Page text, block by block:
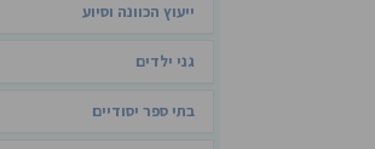
ייעוץ הכוונה וסיוע
גני ילדים
בתי ספר יסודיים